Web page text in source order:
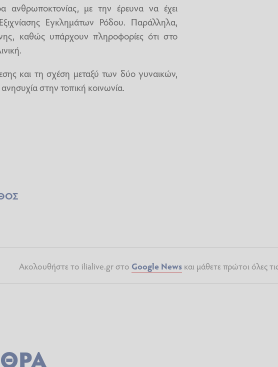
ανθρωποκτονίας, με την έρευνα να έχει
Εγκλημάτων Ρόδου. Παράλληλα,
καθώς υπάρχουν πληροφορίες ότι στο
και τη σχέση μεταξύ των δύο γυναικών,
στην τοπική κοινωνία.
Ακολουθήστε το ilialive.gr στο Google Newsκαι μάθετε πρώτοι όλες